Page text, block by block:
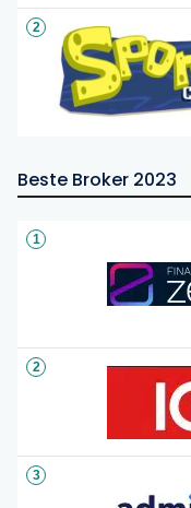
2
Beste Broker 2023
1
2
3